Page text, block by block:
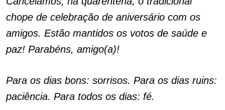
chope de celebração de aniversário com os
amigos. Estão mantidos os votos de saúde e
paz! Parabéns, amigo(a)!
Para os dias bons: sorrisos. Para os dias ruins:
paciência. Para todos os dias: fé.